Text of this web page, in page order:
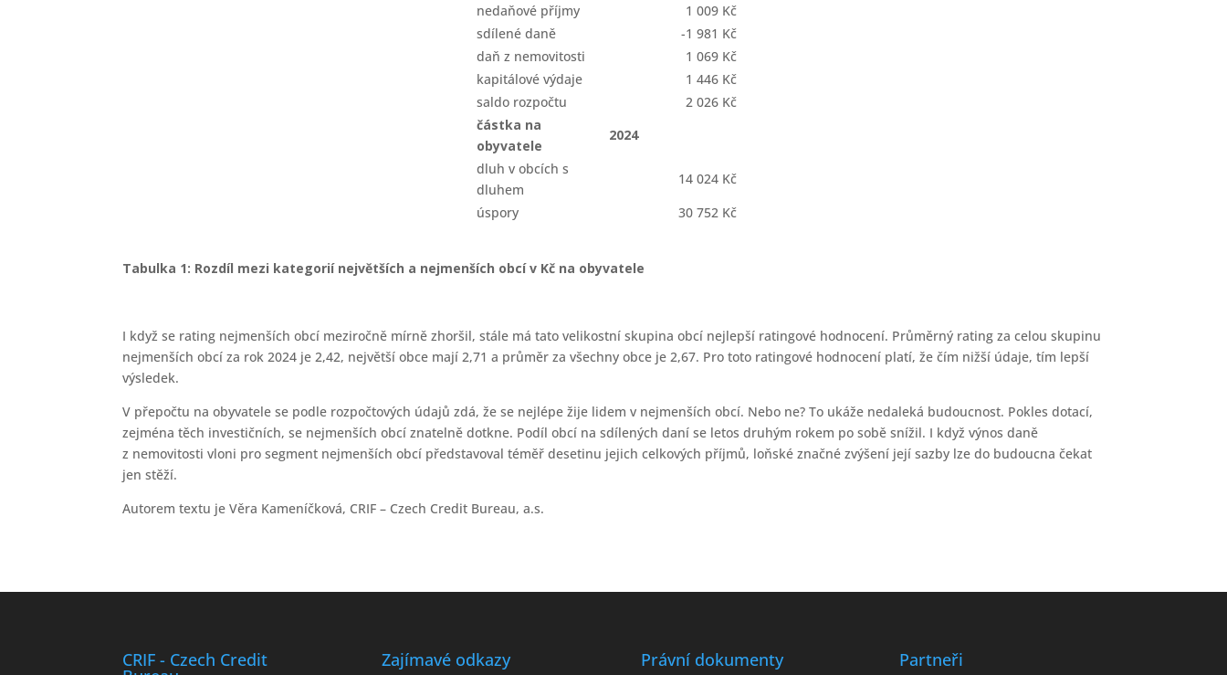
nedaňové příjmy
1 009 Kč
sdílené daně
-1 981 Kč
daň z nemovitosti
1 069 Kč
kapitálové výdaje
1 446 Kč
saldo rozpočtu
2 026 Kč
částka na
obyvatele
2024
dluh v obcích s
dluhem
14 024 Kč
úspory
30 752 Kč
Tabulka 1: Rozdíl mezi kategorií největších a nejmenších obcí v Kč na obyvatele
I když se rating nejmenších obcí meziročně mírně zhoršil, stále má tato velikostní skupina obcí nejlepší ratingové hodnocení. Průměrný rating za celou skupinu
nejmenších obcí za rok 2024 je 2,42, největší obce mají 2,71 a průměr za všechny obce je 2,67. Pro toto ratingové hodnocení platí, že čím nižší údaje, tím lepší
výsledek.
V přepočtu na obyvatele se podle rozpočtových údajů zdá, že se nejlépe žije lidem v nejmenších obcí. Nebo ne? To ukáže nedaleká budoucnost. Pokles dotací,
zejména těch investičních, se nejmenších obcí znatelně dotkne. Podíl obcí na sdílených daní se letos druhým rokem po sobě snížil. I když výnos daně
z nemovitosti vloni pro segment nejmenších obcí představoval téměř desetinu jejich celkových příjmů, loňské značné zvýšení její sazby lze do budoucna čekat
jen stěží.
Autorem textu je Věra Kameníčková, CRIF – Czech Credit Bureau, a.s.
CRIF - Czech Credit Zajímavé odkazy Právní dokumenty Partneři